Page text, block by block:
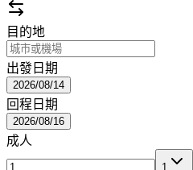
目的地
出發日期
2026/08/14
回程日期
2026/08/16
成人
1